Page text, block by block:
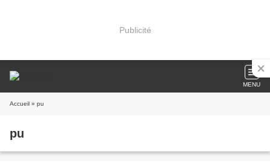
Publicité
MENU
Accueil » pu
pu